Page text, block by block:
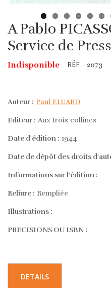
A Pablo
Service de
Indisponible RÉF 2073
Auteur : Paul ELUARD
Editeur : Aux trois collines
Date d'édition : 1944
Date de dépôt des droits
Informations sur l'édition :
Reliure : Rempliée
Illustrations :
PRECISIONS OU ISBN :
DETAILS